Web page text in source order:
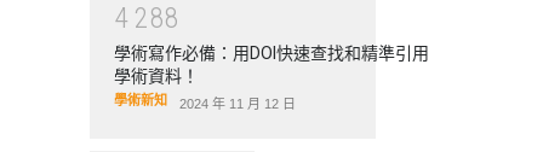
4 288
學術寫作必備：用DOI快速查找和精準引用
學術資料！
學術新知 2024 年 11 月 12 日